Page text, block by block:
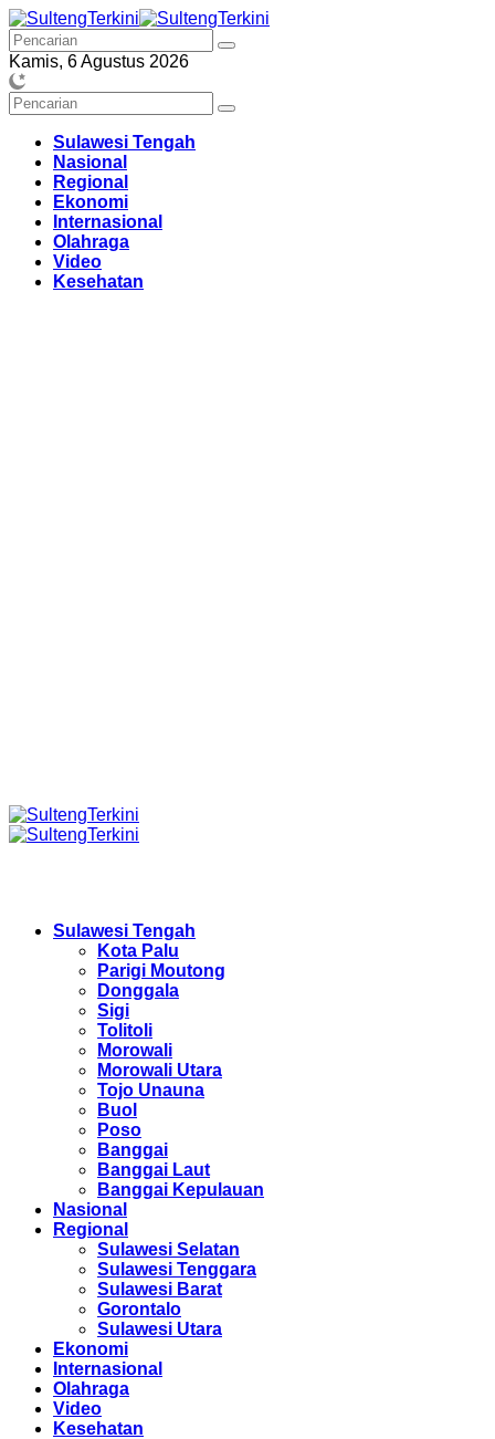
Langsung
ke
konten
Kamis, 6 Agustus 2026
Sulawesi Tengah
Nasional
Regional
Ekonomi
Internasional
Olahraga
Video
Kesehatan
Sulawesi Tengah
Kota Palu
Parigi Moutong
Donggala
Sigi
Tolitoli
Morowali
Morowali Utara
Tojo Unauna
Buol
Poso
Banggai
Banggai Laut
Banggai Kepulauan
Nasional
Regional
Sulawesi Selatan
Sulawesi Tenggara
Sulawesi Barat
Gorontalo
Sulawesi Utara
Ekonomi
Internasional
Olahraga
Video
Kesehatan